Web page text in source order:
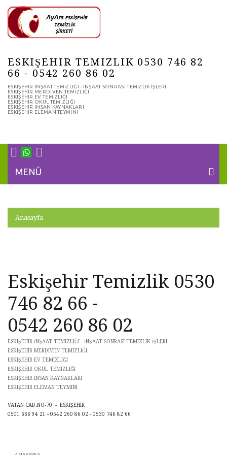
ESKIŞEHIR TEMIZLIK 0530 746 82
66 - 0542 260 86 02
ESKIŞEHIR İNŞAAT TEMIZLIĞI - İNŞAAT SONRASI TEMIZLIK İŞLERI
ESKIŞEHIR MERDIVEN TEMIZLIĞI
ESKIŞEHIR EV TEMIZLIĞI
ESKIŞEHIR OKUL TEMIZLIĞI
ESKIŞEHIR INSAN KAYNAKLARI
ESKIŞEHIR ELEMAN TEYMINI
MENÜ
Anasayfa
Eskişehir Temizlik 0530
746 82 66 -
0542 260 86 02
ESKIŞEHIR İNŞAAT TEMIZLIĞI - İNŞAAT SONRASI TEMIZLIK İŞLERI
ESKIŞEHIR MERDIVEN TEMIZLIĞI
ESKIŞEHIR EV TEMIZLIĞI
ESKIŞEHIR OKUL TEMIZLIĞI
ESKIŞEHIR INSAN KAYNAKLARI
ESKIŞEHIR ELEMAN TEYMINI
VATAN CAD.NO-70 - ESKIŞEHIR
0501 666 94 21 - 0542 260 86 02 - 0530 746 82 66